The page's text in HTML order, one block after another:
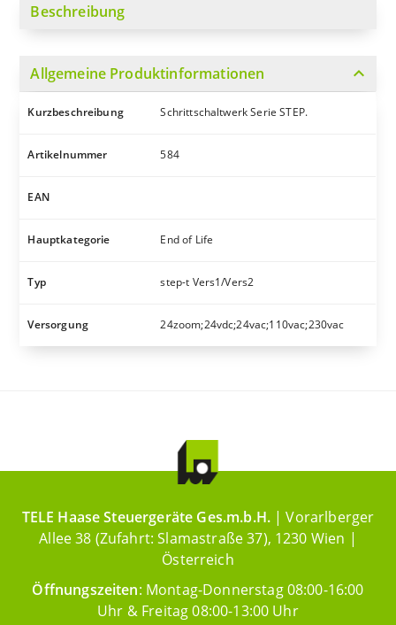
Beschreibung
Allgemeine Produktinformationen expand_more
Kurzbeschreibung Schrittschaltwerk Serie STEP.
Artikelnummer 584
EAN
Hauptkategorie End of Life
Typ step-t Vers1/Vers2
Versorgung 24zoom;24vdc;24vac;110vac;230vac
TELE Haase Steuergeräte Ges.m.b.H. | Vorarlberger
Allee 38 (Zufahrt: Slamastraße 37), 1230 Wien |
Österreich
Öffnungszeiten: Montag-Donnerstag 08:00-16:00
Uhr & Freitag 08:00-13:00 Uhr